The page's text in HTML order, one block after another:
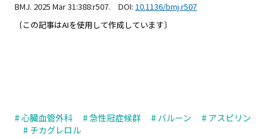
BMJ. 2025 Mar 31:388:r507. DOI: 10.1136/bmj.r507
〔この記事はAIを使用して作成しています〕
# 心臓血管外科 # 急性冠症候群 # バルーン
# アスピリン
# チカグレロル